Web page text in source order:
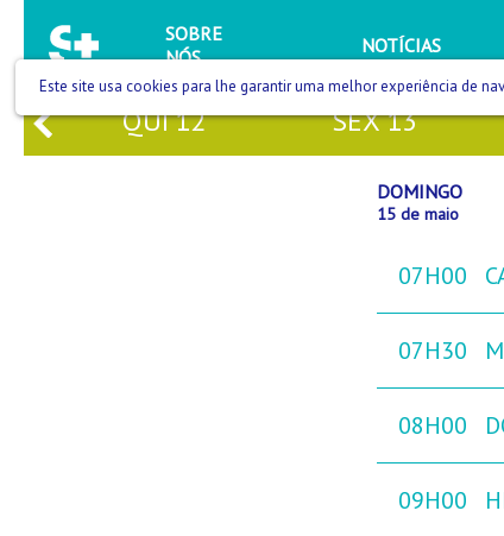
SOBRE
NÓS
NOTÍCIAS
QUI12 SEX13
DOMINGO
15 de maio
07H00
07H30
08H00
09H00
Este site usa cookies para lhe garantir uma melhor experiência de